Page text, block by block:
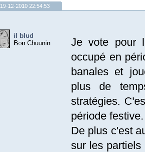
19-12-2010 22:54:53
il blud
Bon Chuunin
Je vote pour
occupé en
banales et
plus de
stratégies.
période festive.
De plus c'est
sur les partiels